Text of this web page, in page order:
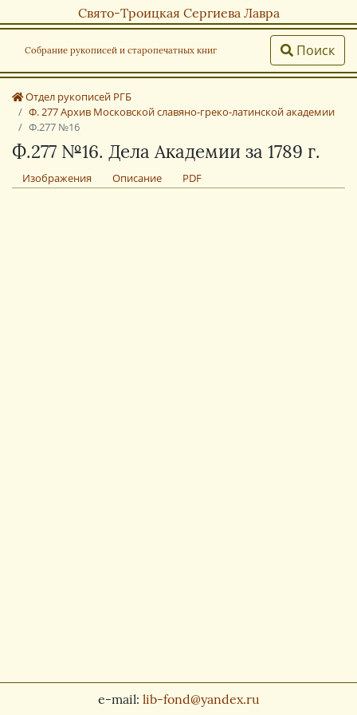
Свято-Троицкая Сергиева Лавра
Собрание рукописей и старопечатных книг Поиск
Отдел рукописей РГБ
Ф. 277 Архив Московской славяно-греко-латинской академии
Ф.277 №16
Ф.277 №16. Дела Академии за 1789 г.
Изображения Описание PDF
e-mail: lib-fond@yandex.ru